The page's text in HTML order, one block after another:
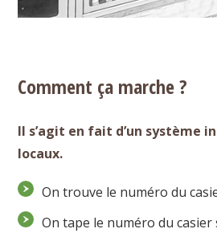
Comment ça marche ?
Il s’agit en fait d’un système
locaux.
On trouve le numéro du
On tape le numéro du